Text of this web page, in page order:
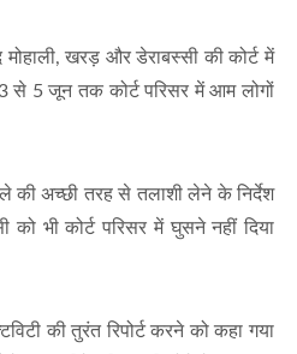
खरड़ और डेराबस्सी की कोर्ट में
से 5 जून तक कोर्ट परिसर में आम लोगों
की अच्छी तरह से तलाशी लेने के निर्देश
भी कोर्ट परिसर में घुसने नहीं दिया
की तुरंत रिपोर्ट करने को कहा गया